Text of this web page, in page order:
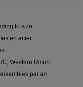
to size
en acier
C, Western Union
par an